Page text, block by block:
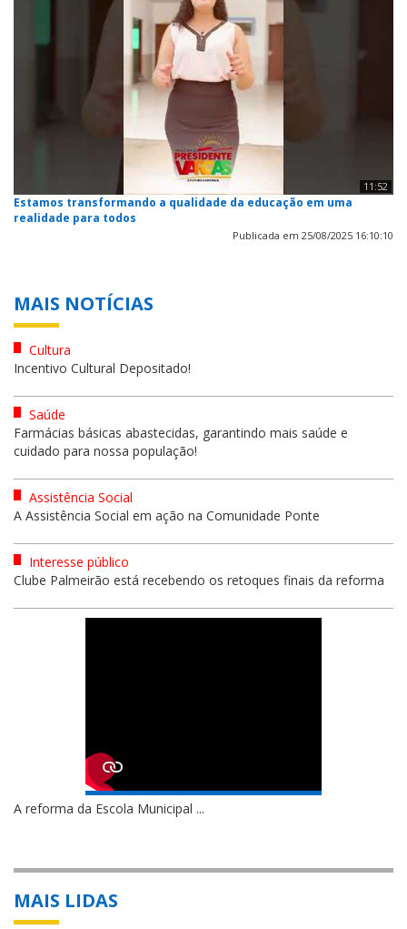
11:52
Estamos transformando a qualidade da educação em uma
realidade para todos
Publicada em 25/08/2025 16:10:10
MAIS NOTÍCIAS
Cultura
Incentivo Cultural Depositado!
Saúde
Farmácias básicas abastecidas, garantindo mais saúde e
cuidado para nossa população!
Assistência Social
A Assistência Social em ação na Comunidade Ponte
Interesse público
Clube Palmeirão está recebendo os retoques finais da reforma
A reforma da Escola Municipal ...
MAIS LIDAS